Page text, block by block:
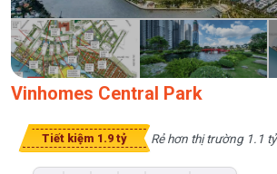
Vinhomes Central Park
Tiết kiệm 1.9 tỷ Rẻ hơn thị trường 1.1 tỷ